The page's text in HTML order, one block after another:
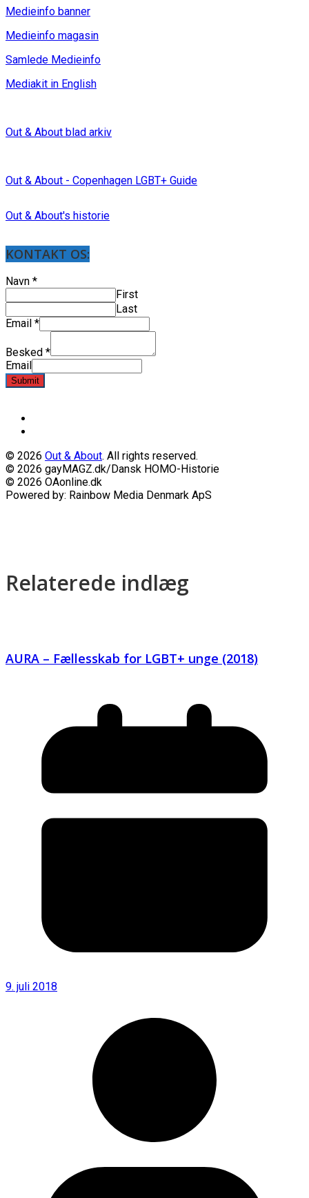
Medieinfo banner
Medieinfo magasin
Samlede Medieinfo
Mediakit in English
Out & About blad arkiv
Out & About - Copenhagen LGBT+ Guide
Out & About's historie
KONTAKT OS:
Navn *
First
Last
Email *
Besked *
Email
Submit
© 2026 Out & About. All rights reserved.
© 2026 gayMAGZ.dk/Dansk HOMO-Historie
© 2026 OAonline.dk
Powered by: Rainbow Media Denmark ApS
Relaterede indlæg
AURA – Fællesskab for LGBT+ unge (2018)
9. juli 2018